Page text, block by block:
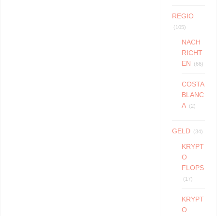
REGIO
(105)
NACH
RICHT
EN
(66)
COSTA
BLANC
A
(2)
GELD (34)
KRYPT
O
FLOPS
(17)
KRYPT
O